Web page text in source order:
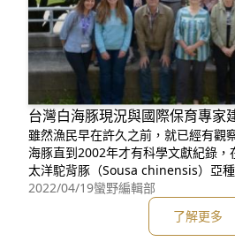
台灣白海豚現況與國際保育專家
雖然漁民早在許久之前，就已經有觀
海豚直到2002年才有科學文獻紀錄，
太洋駝背豚（Sousa chinensis）亞
部沿海，離岸三公里內的狹長水域。
域以及水深五到八米水域最容易被發
發現牠們，除了被人工挖深的航道之
域並不常見到牠們。台灣白海豚的分
2022/04/19蠻野編輯部
了解更多